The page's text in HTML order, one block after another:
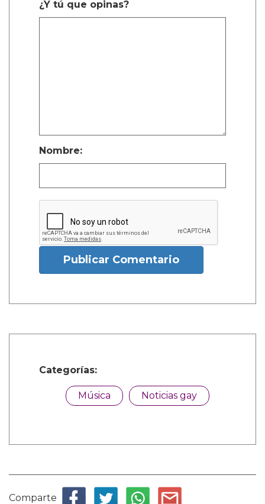
¿Y tú que opinas?
Nombre:
Publicar Comentario
Categorías:
Música Noticias gay
Comparte